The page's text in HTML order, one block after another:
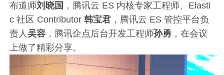
布道师刘晓国 ，腾讯云 ES 内核专家工程师、Elasti
c 社区 Contributor韩宝君 ，腾讯云 ES 管控平台负
责人吴容 ，腾讯企点后台开发工程师孙勇 ，在会议
上做了精彩分享。